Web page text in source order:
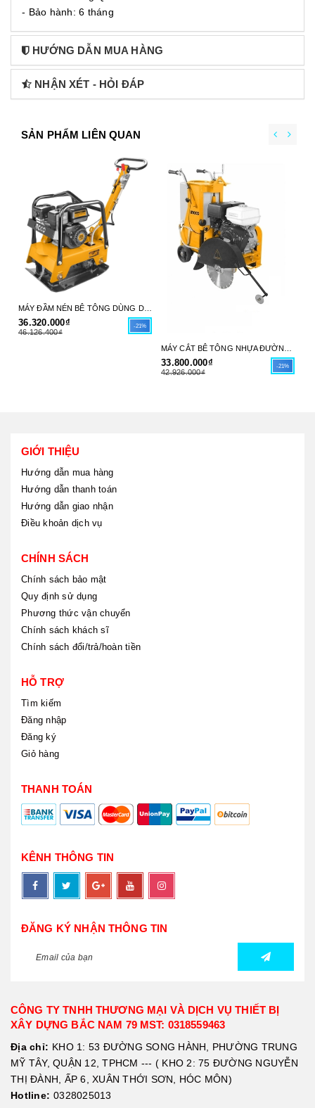
- Bảo hành: 6 tháng
HƯỚNG DẪN MUA HÀNG
NHẬN XÉT - HỎI ĐÁP
SẢN PHẨM LIÊN QUAN
MÁY ĐẦM NÉN BÊ TÔNG DÙNG DẦU DIESEL 6HP (66X38CM) INGCO GCP125-4 - HÀNG CHÍNH HÃNG
36.320.000₫
46.126.400₫
-21%
33.800.000₫
42.926.000₫
-21%
GIỚI THIỆU
Hướng dẫn mua hàng
Hướng dẫn thanh toán
Hướng dẫn giao nhận
Điều khoản dịch vụ
CHÍNH SÁCH
Chính sách bảo mật
Quy định sử dụng
Phương thức vận chuyển
Chính sách khách sĩ
Chính sách đổi/trả/hoàn tiền
HỖ TRỢ
Tìm kiếm
Đăng nhập
Đăng ký
Giỏ hàng
THANH TOÁN
KÊNH THÔNG TIN
ĐĂNG KÝ NHẬN THÔNG TIN
CÔNG TY TNHH THƯƠNG MẠI VÀ DỊCH VỤ THIẾT BỊ
XÂY DỰNG BẮC NAM 79 MST: 0318559463
Địa chỉ: KHO 1: 53 ĐƯỜNG SONG HÀNH, PHƯỜNG TRUNG
MỸ TÂY, QUẬN 12, TPHCM --- ( KHO 2: 75 ĐƯỜNG NGUYỄN
THỊ ĐÀNH, ẤP 6, XUÂN THỚI SƠN, HÓC MÔN)
Hotline: 0328025013